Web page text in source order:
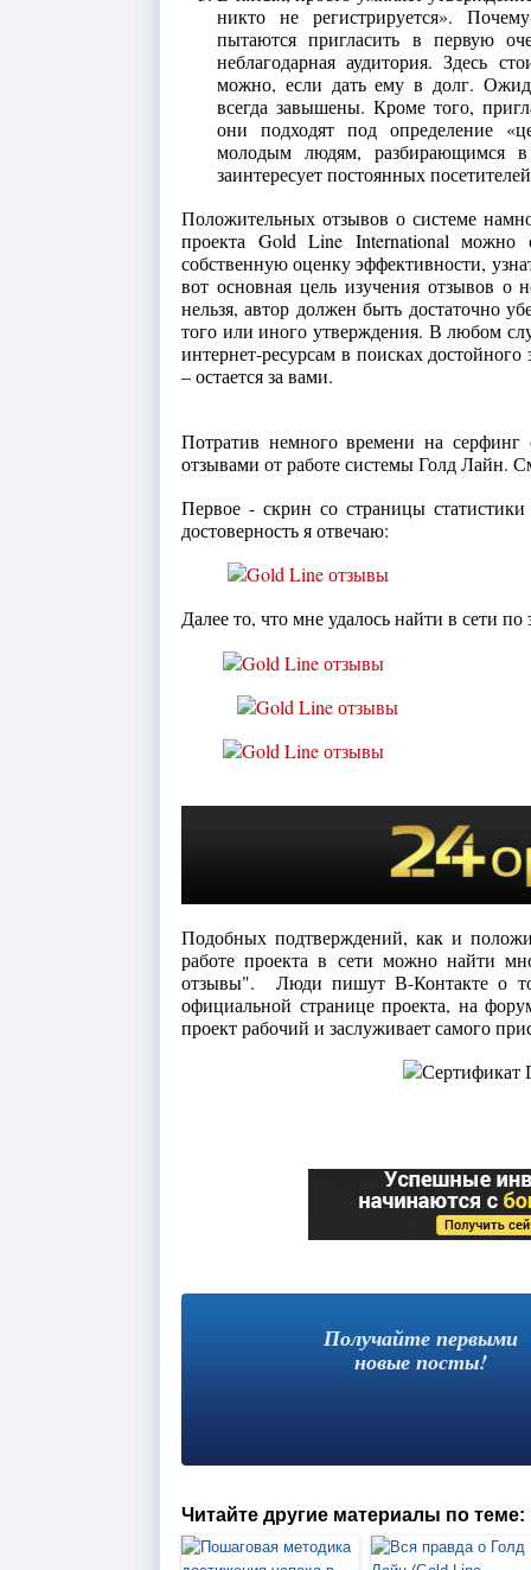
никто не регистрируется».
пытаются пригласить в первую
неблагодарная аудитория. Здесь
можно, если дать ему в долг.
всегда завышены. Кроме того,
они подходят под определение
молодым людям, разбирающимся в
заинтересует постоянных
Положительных отзывов о системе
проекта Gold Line International можно
собственную оценку эффективности,
вот основная цель изучения отзывов о
нельзя, автор должен быть достаточно
того или иного утверждения. В любом
интернет-ресурсам в поисках
– остается за вами.
Потратив немного времени на
отзывами от работе системы Голд Лайн.
Первое - скрин со страницы
достоверность я отвечаю:
Далее то, что мне удалось найти в сети по
Подобных подтверждений, как и
работе проекта в сети можно найти
отзывы". Люди пишут В-Контакте о
официальной странице проекта, на
проект рабочий и заслуживает самого
Получайте первыми
новые посты!
Читайте другие материалы по теме: